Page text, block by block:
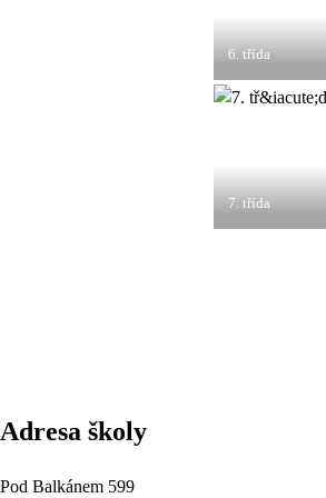
6. třída
7. třída
Adresa školy
Pod Balkánem 599